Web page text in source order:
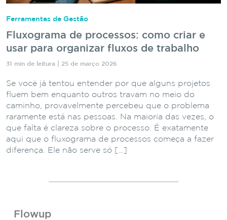
Ferramentas de Gestão
Fluxograma de processos: como criar e
usar para organizar fluxos de trabalho
31 min de leitura | 25 de março 2026
Se você já tentou entender por que alguns projetos
fluem bem enquanto outros travam no meio do
caminho, provavelmente percebeu que o problema
raramente está nas pessoas. Na maioria das vezes, o
que falta é clareza sobre o processo. É exatamente
aqui que o fluxograma de processos começa a fazer
diferença. Ele não serve só […]
Flowup